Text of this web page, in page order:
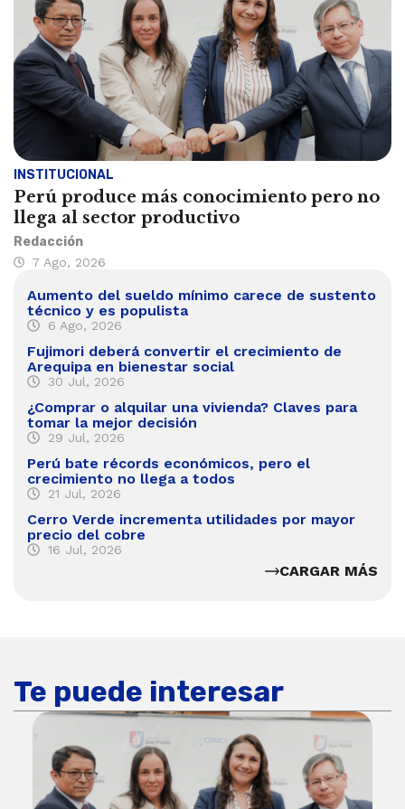
INSTITUCIONAL
Perú produce más conocimiento pero no
llega al sector productivo
Redacción
7 Ago, 2026
Aumento del sueldo mínimo carece de sustento
técnico y es populista
6 Ago, 2026
Fujimori deberá convertir el crecimiento de
Arequipa en bienestar social
30 Jul, 2026
¿Comprar o alquilar una vivienda? Claves para
tomar la mejor decisión
29 Jul, 2026
Perú bate récords económicos, pero el
crecimiento no llega a todos
21 Jul, 2026
Cerro Verde incrementa utilidades por mayor
precio del cobre
16 Jul, 2026
CARGAR MÁS
Te puede interesar